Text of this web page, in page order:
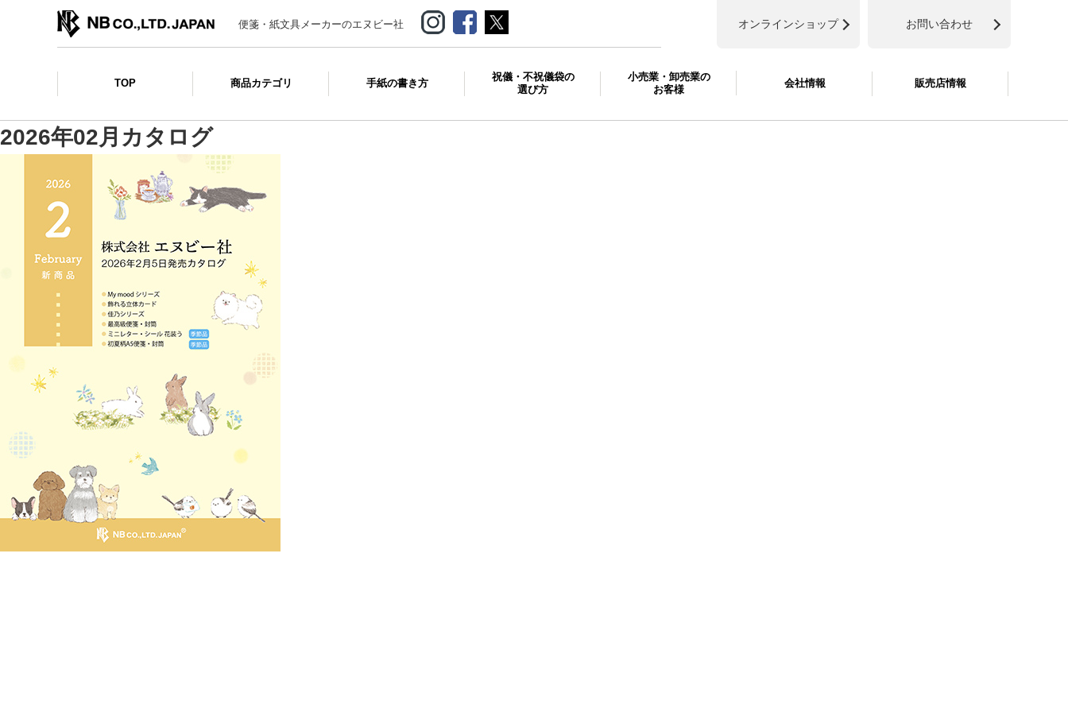
便箋・紙文具メーカーのエヌビー社 お問い合わせ
オンラインショップ
TOP 商品カテゴリ 手紙の書き方
祝儀・不祝儀袋の
選び方
小売業・卸売業の
お客様
会社情報 販売店情報
2026年02月カタログ